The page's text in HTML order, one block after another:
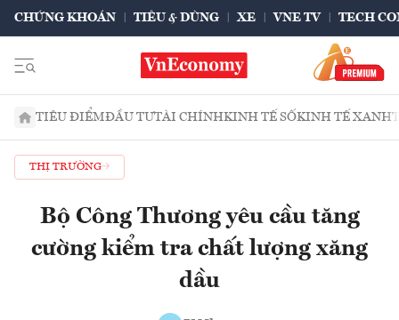
CHỨNG KHOÁN TIÊU & DÙNG XE VNE TV TECH
TIÊU ĐIỂMĐẦU TƯTÀI CHÍNHKINH TẾ SỐKINH TẾ XANH
THỊ TRƯỜNG
Bộ Công Thương yêu cầu tăng
cường kiểm tra chất lượng xăng
dầu